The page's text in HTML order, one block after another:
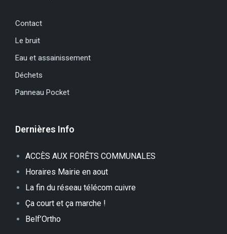
Contact
Le bruit
Eau et assainissement
Déchets
Panneau Pocket
Dernières Info
ACCÈS AUX FORÊTS COMMUNALES
Horaires Mairie en aout
La fin du réseau télécom cuivre
Ça court et ça marche !
Belf’Ortho